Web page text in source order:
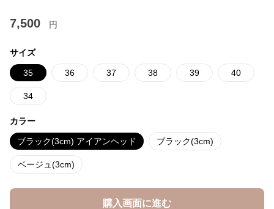
7,500 円
サイズ
35 36 37 38 39 40
34
カラー
ブラック(3cm) アイアンヘッド ブラック(3cm)
ベージュ(3cm)
購入画面に進む